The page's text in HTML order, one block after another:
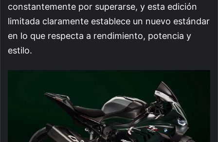
constantemente por superarse, y esta edición
limitada claramente establece un nuevo estándar
en lo que respecta a rendimiento, potencia y
estilo.